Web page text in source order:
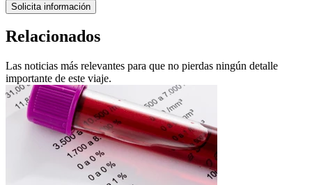
Solicita información
Relacionados
Las noticias más relevantes para que no pierdas ningún detalle
importante de este viaje.